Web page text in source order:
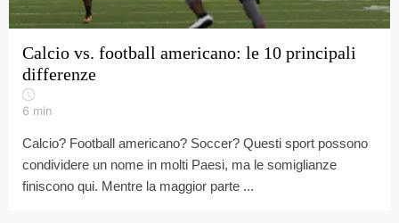
Calcio vs. football americano: le 10 principali
differenze
6 min
Calcio? Football americano? Soccer? Questi sport possono
condividere un nome in molti Paesi, ma le somiglianze
finiscono qui. Mentre la maggior parte ...